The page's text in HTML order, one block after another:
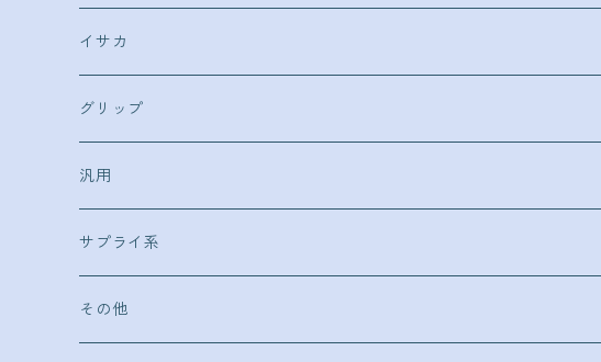
内部
コンプリート
外装
内部
イサカ
外装
内部
グリップ
マルイ
ＧＭ系
Ｖ10
ＫＳＣ
トカレフＴＴ３３
タナカ
汎用
サプライ系
キーホルダー
その他